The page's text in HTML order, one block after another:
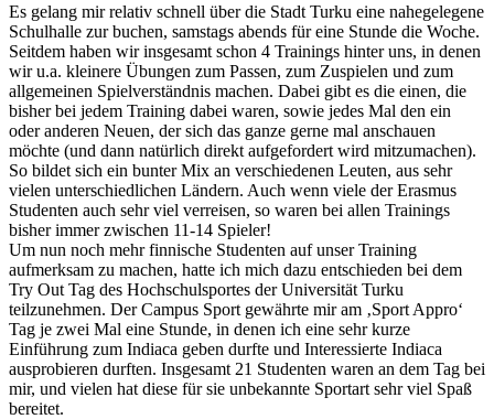
Es gelang mir relativ schnell über die Stadt Turku eine nahegelegene
Schulhalle zur buchen, samstags abends für eine Stunde die Woche.
Seitdem haben wir insgesamt schon 4 Trainings hinter uns, in denen
wir u.a. kleinere Übungen zum Passen, zum Zuspielen und zum
allgemeinen Spielverständnis machen. Dabei gibt es die einen, die
bisher bei jedem Training dabei waren, sowie jedes Mal den ein
oder anderen Neuen, der sich das ganze gerne mal anschauen
möchte (und dann natürlich direkt aufgefordert wird mitzumachen).
So bildet sich ein bunter Mix an verschiedenen Leuten, aus sehr
vielen unterschiedlichen Ländern. Auch wenn viele der Erasmus
Studenten auch sehr viel verreisen, so waren bei allen Trainings
bisher immer zwischen 11-14 Spieler!
Um nun noch mehr finnische Studenten auf unser Training
aufmerksam zu machen, hatte ich mich dazu entschieden bei dem
Try Out Tag des Hochschulsportes der Universität Turku
teilzunehmen. Der Campus Sport gewährte mir am ‚Sport Appro‘
Tag je zwei Mal eine Stunde, in denen ich eine sehr kurze
Einführung zum Indiaca geben durfte und Interessierte Indiaca
ausprobieren durften. Insgesamt 21 Studenten waren an dem Tag bei
mir, und vielen hat diese für sie unbekannte Sportart sehr viel Spaß
bereitet.